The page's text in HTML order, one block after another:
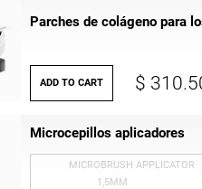
Parches de colágeno para
ADD TO CART $
Microcepillos aplicadores
MICROBRUSH APPLICATOR
1,5MM